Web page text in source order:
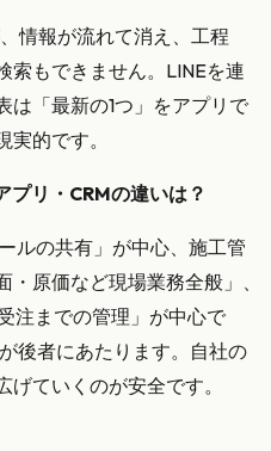
情報が流れて消え、工程
索もできません。LINEを連
は「最新の1つ」をアプリで
的です。
プリ・CRMの違いは？
ルの共有」が中心、施工管
原価など現場業務全般」、
注までの管理」が中心で
後者にあたります。自社の
ていくのが安全です。